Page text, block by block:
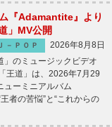
『Adamantite』より
」MV公開
Ｊ－ＰＯＰ
2026年8月8日
のミュージックビデオ
道」は、2026年7月29
ューミニアルバム
者の苦悩”と“これからの